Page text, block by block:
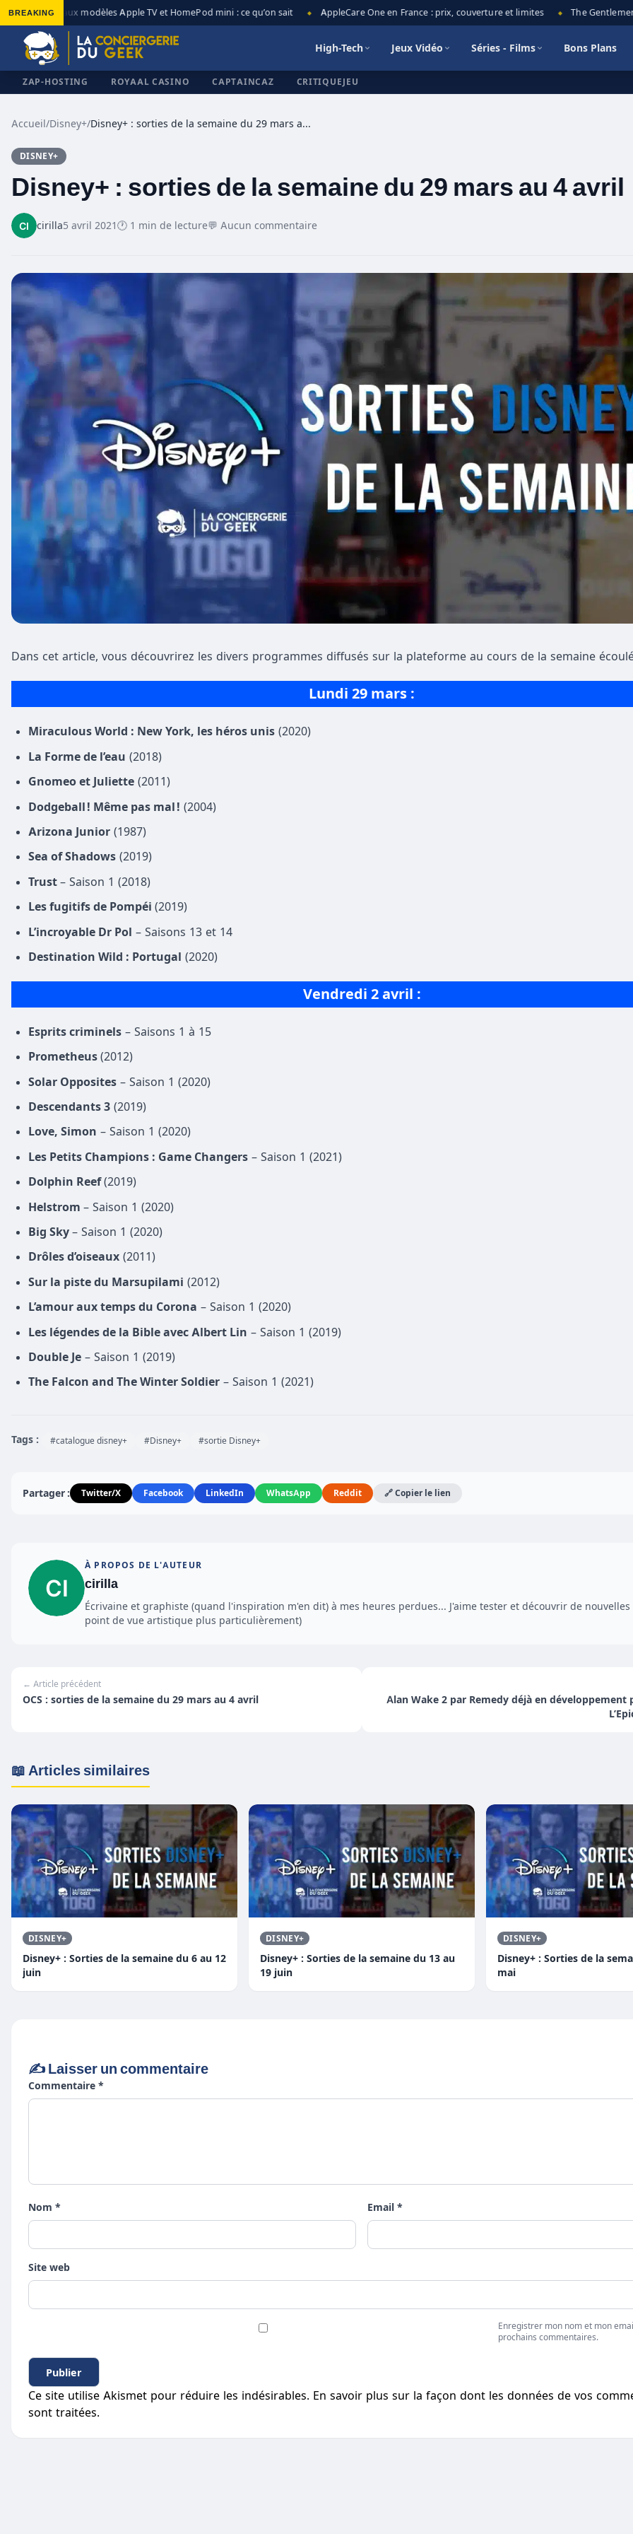
BREAKING
◆ Nouveaux modèles Apple TV et HomePod mini : ce qu’on sait AppleCare One en France : prix, couverture et limites The Gentlemen
High-Tech Jeux Vidéo Séries - Films Bons Plans
ZAP-HOSTING ROYAAL CASINO CAPTAINCAZ CRITIQUEJEU
Accueil/Disney+/ Disney+ : sorties de la semaine du 29 mars au 4 avril
DISNEY+
Disney+ : sorties de la semaine du 29 mars au 4 avril
cirilla5 avril 2021🕐 1 min de lecture💬 Aucun commentaire
Dans cet article, vous découvrirez les divers programmes diffusés sur la plateforme au cours de la semaine
Lundi 29 mars :
Miraculous World : New York, les héros unis (2020)
La Forme de l’eau (2018)
Gnomeo et Juliette (2011)
Dodgeball ! Même pas mal ! (2004)
Arizona Junior (1987)
Sea of Shadows (2019)
Trust – Saison 1 (2018)
Les fugitifs de Pompéi (2019)
L’incroyable Dr Pol – Saisons 13 et 14
Destination Wild : Portugal (2020)
Vendredi 2 avril :
Esprits criminels – Saisons 1 à 15
Prometheus (2012)
Solar Opposites – Saison 1 (2020)
Descendants 3 (2019)
Love, Simon – Saison 1 (2020)
Les Petits Champions : Game Changers – Saison 1 (2021)
Dolphin Reef(2019)
Helstrom – Saison 1 (2020)
Big Sky – Saison 1 (2020)
Drôles d’oiseaux (2011)
Sur la piste du Marsupilami (2012)
L’amour aux temps du Corona – Saison 1 (2020)
Les légendes de la Bible avec Albert Lin – Saison 1 (2019)
Double Je – Saison 1 (2019)
The Falcon and The Winter Soldier – Saison 1 (2021)
Tags : #catalogue disney+ #Disney+ #sortie Disney+
Partager : Twitter/X Facebook LinkedIn WhatsApp Reddit 🔗 Copier le lien
À PROPOS DE L'AUTEUR
cirilla
Écrivaine et graphiste (quand l'inspiration m'en dit) à mes heures perdues... J'aime tester et découvrir de nouvelles
point de vue artistique plus particulièrement)
← Article précédent
OCS : sorties de la semaine du 29 mars au 4 avril
Alan Wake 2 par Remedy déjà en
📖 Articles similaires
DISNEY+
Disney+ : Sorties de la semaine du 6 au 12
juin
DISNEY+
Disney+ : Sorties de la semaine du 13 au
19 juin
DISNEY+
Disney+ : Sorties de la
mai
✍️ Laisser un commentaire
Commentaire *
Nom * Email *
Site web
Enregistrer mon nom et mon
prochains commentaires.
Ce site utilise Akismet pour réduire les indésirables. En savoir plus sur la façon dont les données de vos
sont traitées.